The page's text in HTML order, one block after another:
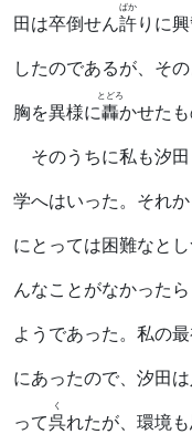
田は卒倒せん許
ばか
りに
したのであるが、そ
胸を異様に轟
とどろ
かせたも
そのうちに私も汐
学へはいった。それ
にとっては困難なと
んなことがなかった
ようであった。私の
にあったので、汐田
って呉
く
れたが、環境